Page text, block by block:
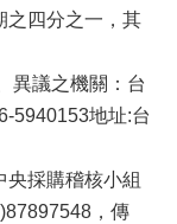
之四分之一，其
異議之機關：台
5940153地址:台
採購稽核小組
，傳